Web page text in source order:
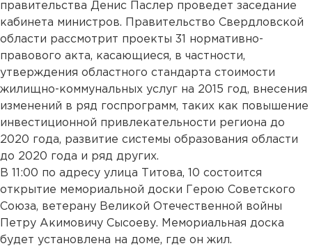
правительства Денис Паслер проведет заседание
кабинета министров. Правительство Свердловской
области рассмотрит проекты 31 нормативно-
правового акта, касающиеся, в частности,
утверждения областного стандарта стоимости
жилищно-коммунальных услуг на 2015 год, внесения
изменений в ряд госпрограмм, таких как повышение
инвестиционной привлекательности региона до
2020 года, развитие системы образования области
до 2020 года и ряд других.
В 11:00 по адресу улица Титова, 10 состоится
открытие мемориальной доски Герою Советского
Союза, ветерану Великой Отечественной войны
Петру Акимовичу Сысоеву. Мемориальная доска
будет установлена на доме, где он жил.